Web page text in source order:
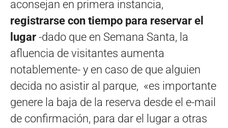
aconsejan en primera instancia,
registrarse con tiempo para reservar el
lugar -dado que en Semana Santa, la
afluencia de visitantes aumenta
notablemente- y en caso de que alguien
decida no asistir al parque, «es importante
genere la baja de la reserva desde el e-mail
de confirmación, para dar el lugar a otras